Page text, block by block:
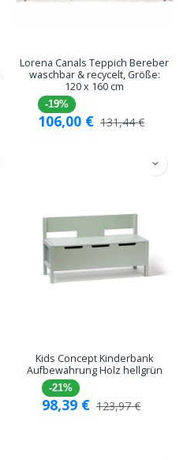
Lorena Canals Teppich Bereber
waschbar & recycelt, Größe:
120 x 160 cm
-19%
106,00 € 131,44€
Kids Concept Kinderbank
Aufbewahrung Holz hellgrün
-21%
98,39 € 123,97€